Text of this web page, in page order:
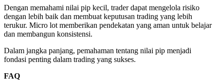
Dengan memahami nilai pip kecil, trader dapat mengelola risiko
dengan lebih baik dan membuat keputusan trading yang lebih
terukur. Micro lot memberikan pendekatan yang aman untuk belajar
dan membangun konsistensi.
Dalam jangka panjang, pemahaman tentang nilai pip menjadi
fondasi penting dalam trading yang sukses.
FAQ